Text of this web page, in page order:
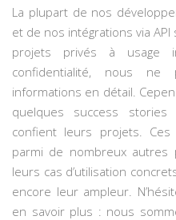
La plupart de nos
et de nos intégrations via
projets privés à usage
confidentialité, nous ne
informations en détail.
quelques success
confient leurs projets.
parmi de nombreux autres
leurs cas d’utilisation
encore leur ampleur.
en savoir plus : nous